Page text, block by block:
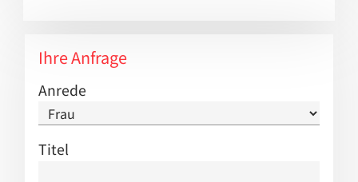
Ihre Anfrage
Anrede
Titel